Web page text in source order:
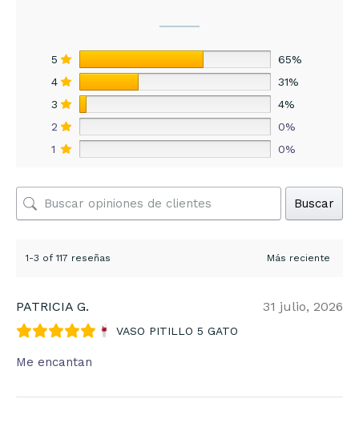
5
65%
4
31%
3
4%
2
0%
1
0%
Buscar
1-3 of 117 reseñas
PATRICIA G. 31 julio, 2026
VASO PITILLO 5 GATO
Me encantan